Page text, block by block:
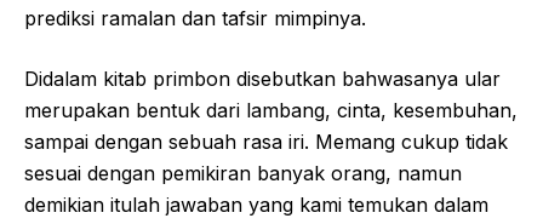
prediksi ramalan dan tafsir mimpinya.
Didalam kitab primbon disebutkan bahwasanya ular
merupakan bentuk dari lambang, cinta, kesembuhan,
sampai dengan sebuah rasa iri. Memang cukup tidak
sesuai dengan pemikiran banyak orang, namun
demikian itulah jawaban yang kami temukan dalam